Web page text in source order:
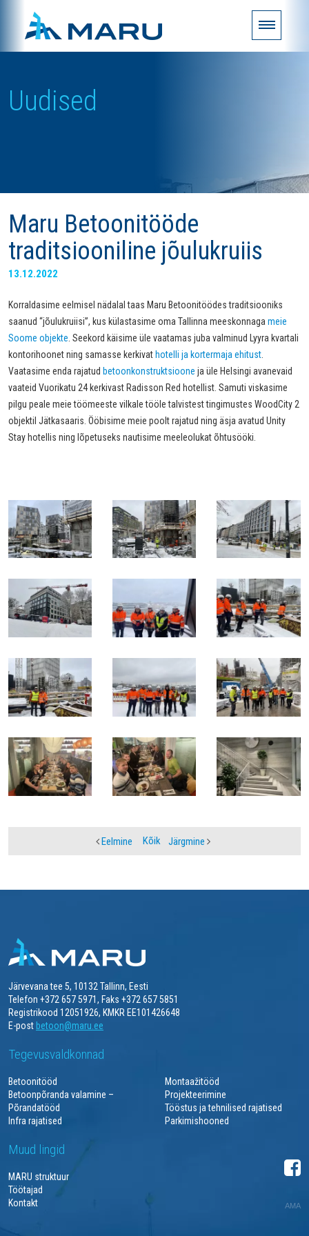
Uudised
Maru Betoonitööde
traditsiooniline jõulukruiis
13.12.2022
Korraldasime eelmisel nädalal taas Maru Betoonitöödes traditsiooniks
saanud “jõulukruiisi”, kus külastasime oma Tallinna meeskonnaga meie
Soome objekte . Seekord käisime üle vaatamas juba valminud Lyyra kvartali
kontorihoonet ning samasse kerkivathotelli ja kortermaja ehitust
Vaatasime enda rajatud betoonkonstruktsioone ja üle Helsingi avanevaid
vaateid Vuorikatu 24 kerkivast Radisson Red hotellist. Samuti viskasime
pilgu peale meie töömeeste vilkale tööle talvistest tingimustes WoodCity 2
objektil Jätkasaaris. Ööbisime meie poolt rajatud ning äsja avatud Unity
Stay hotellis ning lõpetuseks nautisime meeleolukat õhtusööki.
Eelmine Kõik Järgmine
Järvevana tee 5, 10132 Tallinn, Eesti
Telefon +372 657 5971, Faks +372 657 5851
Registrikood 12051926, KMKR EE101426648
E-post betoon@maru.ee
Tegevusvaldkonnad
Betoonitööd
Montaažitööd
Betoonpõranda valamine –
Põrandatööd
Projekteerimine
Tööstus ja tehnilised rajatised
Infra rajatised
Parkimishooned
Muud lingid
MARU struktuur
Töötajad
Kontakt
AMA